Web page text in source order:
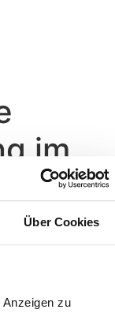
Über Cookies
zu
im
/